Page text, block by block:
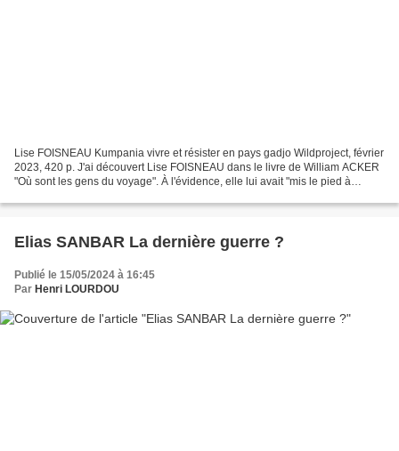
Lise FOISNEAU Kumpania vivre et résister en pays gadjo Wildproject, février
2023, 420 p. J'ai découvert Lise FOISNEAU dans le livre de William ACKER
"Où sont les gens du voyage". À l'évidence, elle lui avait "mis le pied à
Elias SANBAR La dernière guerre ?
Publié le 15/05/2024 à 16:45
Par Henri LOURDOU